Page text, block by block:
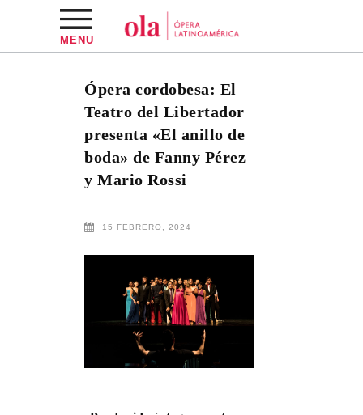
MENU
Ópera cordobesa: El
Teatro del Libertador
presenta «El anillo de
boda» de Fanny Pérez
y Mario Rossi
15 FEBRERO, 2024